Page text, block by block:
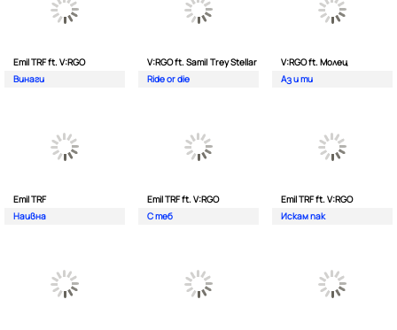
Emil TRF ft. V:RGO
Винаги
V:RGO ft. Sami| Trey Stellar
Ride or die
V:RGO ft. Молец
Аз и ти
Emil TRF
Наивна
Emil TRF ft. V:RGO
С теб
Emil TRF ft. V:RGO
Искам пак